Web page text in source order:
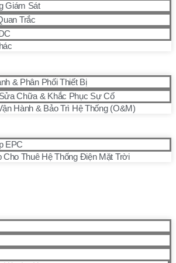
Giám Sát
Trắc
& Phân Phối Thiết Bị
Chữa & Khắc Phục Sự Cố
Hành & Bảo Trì Hệ Thống (O&M)
EPC
Cho Thuê Hệ Thống Điện Mặt Trời